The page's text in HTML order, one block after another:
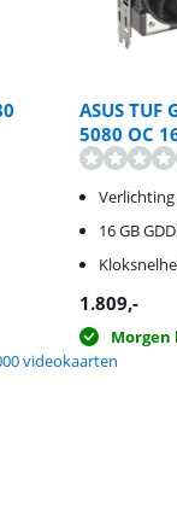
ASUS TUF
5080 OC
16 GB
1.809,-
Morgen
videokaarten